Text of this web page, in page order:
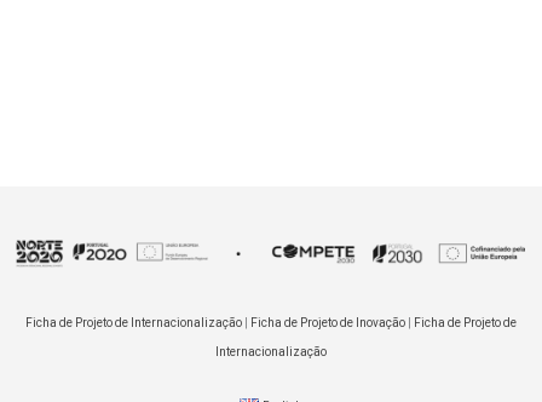
Ficha de Projeto de Internacionalização Ficha de Projeto de Inovação Ficha de Projeto de
Internacionalização